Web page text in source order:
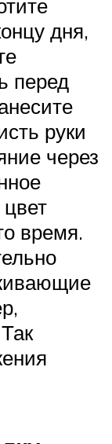
дня,
перед
руки
через
время.